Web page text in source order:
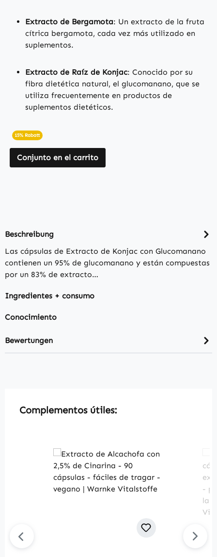
Extracto de Bergamota: Un extracto de la fruta
cítrica bergamota, cada vez más utilizado en
suplementos.
Extracto de Raíz de Konjac: Conocido por su
fibra dietética natural, el glucomanano, que se
utiliza frecuentemente en productos de
suplementos dietéticos.
15% Rabatt
Conjunto en el carrito
Beschreibung
Las cápsulas de Extracto de Konjac con Glucomanano
contienen un 95% de glucomanano y están compuestas
por un 83% de extracto…
Ingredientes + consumo
Conocimiento
Bewertungen
Produktgalerie überspringen
Complementos útiles: